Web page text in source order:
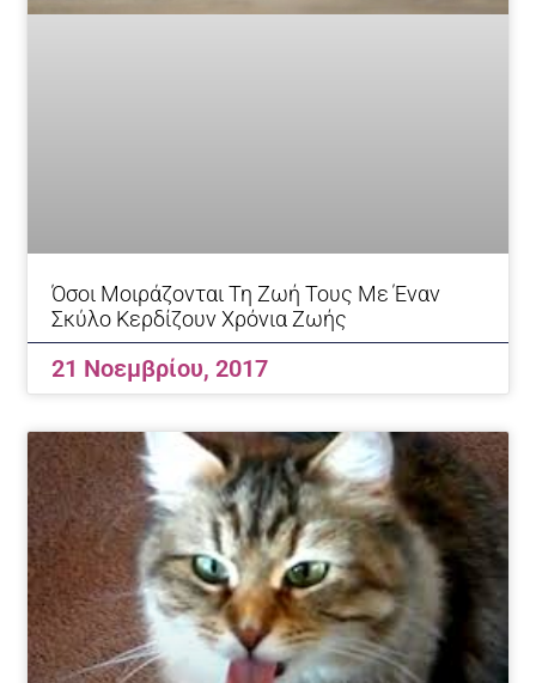
Όσοι Μοιράζονται Τη Ζωή Τους Με Έναν
Σκύλο Κερδίζουν Χρόνια Ζωής
21 Νοεμβρίου, 2017